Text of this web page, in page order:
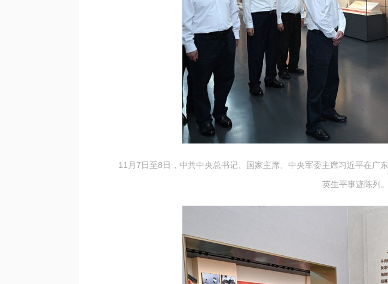
11月7日至8日，中共中央总书记、国家主席、中央军委主席习近平在广
英生平事迹陈列